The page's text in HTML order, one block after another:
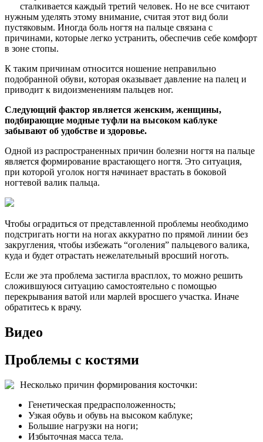
сталкивается каждый третий человек. Но не все считают
нужным уделять этому внимание, считая этот вид боли
пустяковым. Иногда боль ногтя на пальце связана с
причинами, которые легко устранить, обеспечив себе комфорт
в зоне стопы.
К таким причинам относится ношение неправильно
подобранной обуви, которая оказывает давление на палец и
приводит к видоизменениям пальцев ног.
Следующий фактор является женским, женщины,
подбирающие модные туфли на высоком каблуке
забывают об удобстве и здоровье.
Одной из распространенных причин болезни ногтя на пальце
является формирование врастающего ногтя. Это ситуация,
при которой уголок ногтя начинает врастать в боковой
ногтевой валик пальца.
Чтобы оградиться от представленной проблемы необходимо
подстригать ногти на ногах аккуратно по прямой линии без
закругления, чтобы избежать “оголения” пальцевого валика,
куда и будет отрастать нежелательный вросший ноготь.
Если же эта проблема застигла врасплох, то можно решить
сложившуюся ситуацию самостоятельно с помощью
перекрывания ватой или марлей вросшего участка. Иначе
обратитесь к врачу.
Видео
Проблемы с костями
Несколько причин формирования косточки:
Генетическая предрасположенность;
Узкая обувь и обувь на высоком каблуке;
Большие нагрузки на ноги;
Избыточная масса тела.